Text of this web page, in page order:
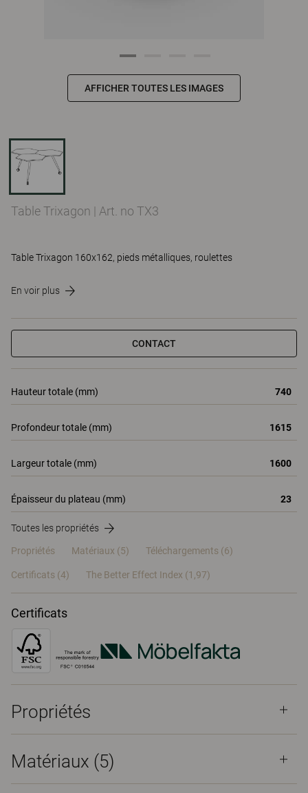
AFFICHER TOUTES LES IMAGES
Table Trixagon | Art. no TX3
Table Trixagon 160x162, pieds métalliques, roulettes
En voir plus
CONTACT
Hauteur totale (mm) 740
Profondeur totale (mm) 1615
Largeur totale (mm) 1600
Épaisseur du plateau (mm) 23
Toutes les propriétés
Propriétés Matériaux (5) Téléchargements (6)
Certificats (4) The Better Effect Index (1,97)
Certificats
Propriétés
Matériaux (5)